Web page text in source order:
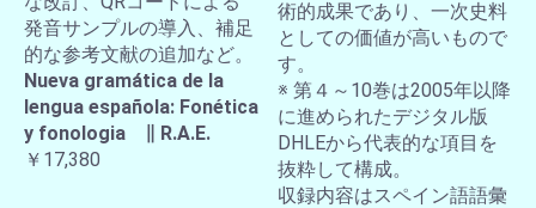
発音サンプルの導入、補足
的な参考文献の追加など。
Nueva gramática de la
lengua española: Fonética
y fonologia ∥ R.A.E.
￥17,380
術的成果であり、一次史料
としての価値が高いもので
す。
※ 第４～10巻は2005年以降
に進められたデジタル版
DHLEから代表的な項目を
抜粋して構成。
収録内容はスペイン語語彙